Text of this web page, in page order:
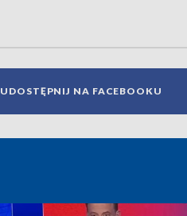
UDOSTĘPNIJ NA FACEBOOKU